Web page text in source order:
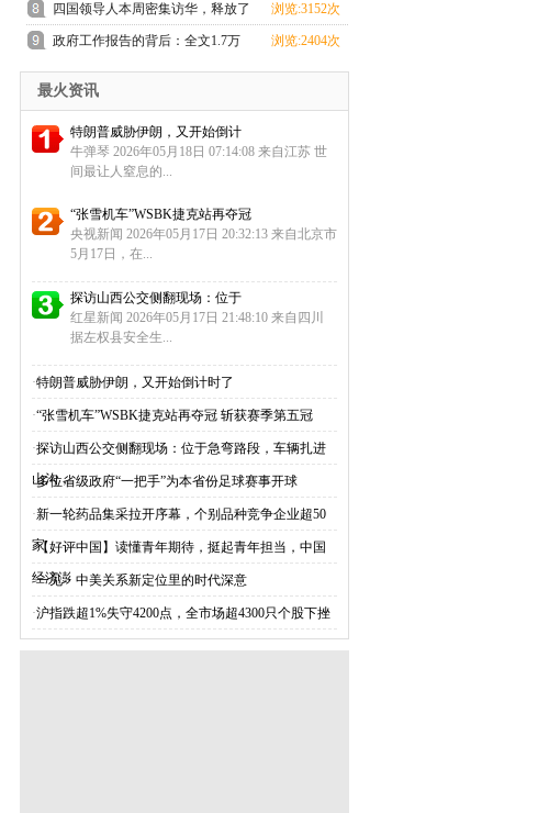
四国领导人本周密集访华，释放了
哪
浏览:3152次
政府工作报告的背后：全文1.7万
余字
浏览:2404次
最火资讯
特朗普威胁伊朗，又开始倒计
牛弹琴 2026年05月18日 07:14:08 来自江苏 世
间最让人窒息的...
“张雪机车”WSBK捷克站再夺冠
央视新闻 2026年05月17日 20:32:13 来自北京市
5月17日，在...
探访山西公交侧翻现场：位于
红星新闻 2026年05月17日 21:48:10 来自四川
据左权县安全生...
·特朗普威胁伊朗，又开始倒计时了
·“张雪机车”WSBK捷克站再夺冠 斩获赛季第五冠
·探访山西公交侧翻现场：位于急弯路段，车辆扎进
山沟，
·多位省级政府“一把手”为本省份足球赛事开球
·新一轮药品集采拉开序幕，个别品种竞争企业超50
家
·【好评中国】读懂青年期待，挺起青年担当，中国
经济澎
·一见・中美关系新定位里的时代深意
·沪指跌超1%失守4200点，全市场超4300只个股下挫